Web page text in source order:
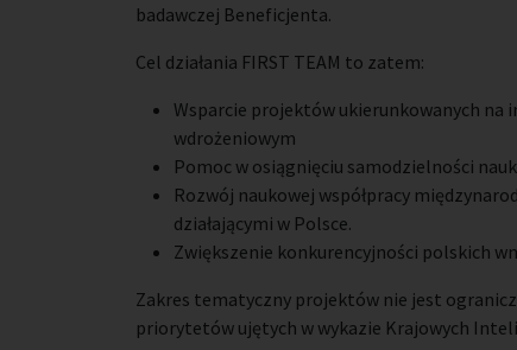
badawczej Beneficjenta.
Cel działania FIRST TEAM to zatem:
Wsparcie projektów ukierunkowanych na
wdrożeniowym
Pomoc w osiągnięciu samodzielności
Rozwój naukowej współpracy
działającymi w Polsce.
Zwiększenie konkurencyjności polskich
Zakres tematyczny projektów nie jest
priorytetów ujętych w wykazie Krajowych